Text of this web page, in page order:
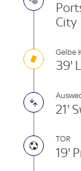
City
Gelbe
39'
21'
TOR
19'